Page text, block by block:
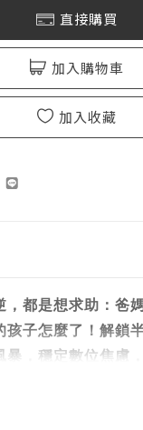
直接購買
加入購物車
加入收藏
，都是想求助：爸
孩子怎麼了！解鎖
暴，穩定數位焦慮